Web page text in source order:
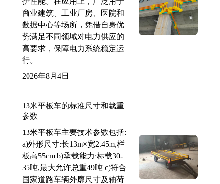
商业建筑、工业厂房、医院和
数据中心等场所，凭借自身优
势满足不同领域对电力供应的
高要求，保障电力系统稳定运
行。
2026年8月4日
13米平板车的标准尺寸和载重
参数
13米平板车主要技术参数包括:
a)外形尺寸:长13m×宽2.45m,栏
板高55cm b)承载能力:标载30-
35吨,最大允许总重49吨 c)符合
国家道路车辆外廓尺寸及轴荷